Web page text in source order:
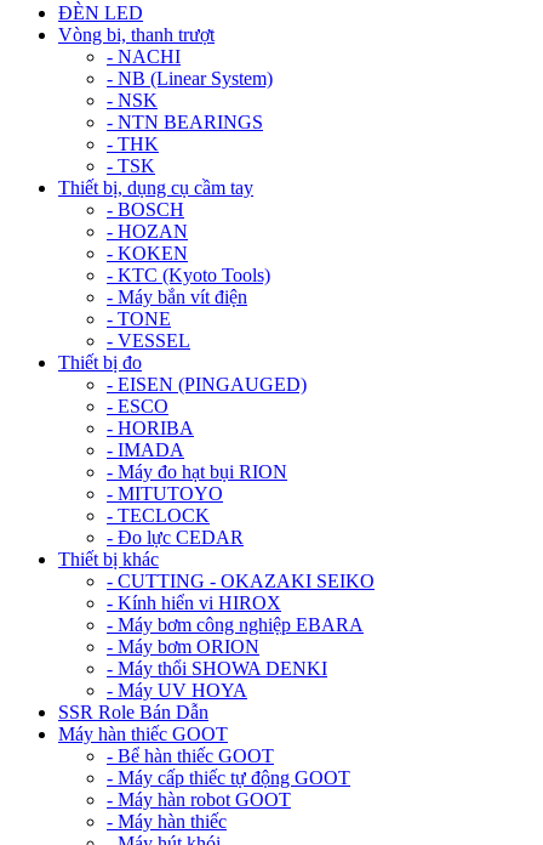
ĐÈN LED
Vòng bi, thanh trượt
- NACHI
- NB (Linear System)
- NSK
- NTN BEARINGS
- THK
- TSK
Thiết bị, dụng cụ cầm tay
- BOSCH
- HOZAN
- KOKEN
- KTC (Kyoto Tools)
- Máy bắn vít điện
- TONE
- VESSEL
Thiết bị đo
- EISEN (PINGAUGED)
- ESCO
- HORIBA
- IMADA
- Máy đo hạt bụi RION
- MITUTOYO
- TECLOCK
- Đo lực CEDAR
Thiết bị khác
- CUTTING - OKAZAKI SEIKO
- Kính hiển vi HIROX
- Máy bơm công nghiệp EBARA
- Máy bơm ORION
- Máy thổi SHOWA DENKI
- Máy UV HOYA
SSR Role Bán Dẫn
Máy hàn thiếc GOOT
- Bể hàn thiếc GOOT
- Máy cấp thiếc tự động GOOT
- Máy hàn robot GOOT
- Máy hàn thiếc